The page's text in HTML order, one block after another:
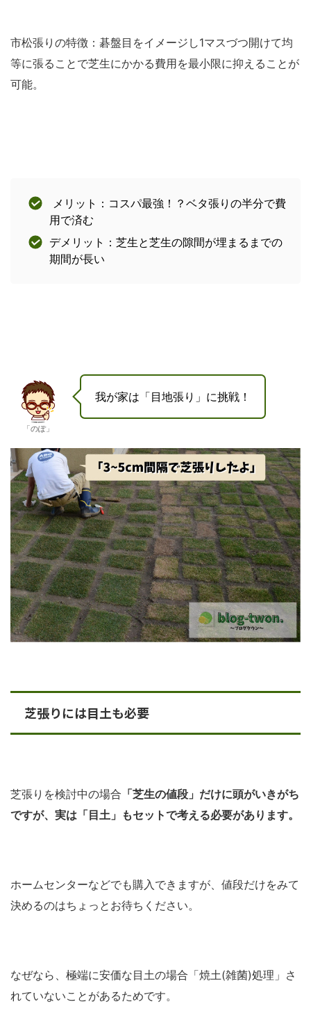
市松張りの特徴：碁盤目をイメージし1マスづつ開けて均
等に張ることで芝生にかかる費用を最小限に抑えることが
可能。
メリット：コスパ最強！？ベタ張りの半分で費
用で済む
デメリット：芝生と芝生の隙間が埋まるまでの
期間が長い
「のぽ」
我が家は「目地張り」に挑戦！
芝張りには目土も必要
芝張りを検討中の場合 「芝生の値段」だけに頭がいきがち
ですが、実は「目土」もセットで考える必要があります。
ホームセンターなどでも購入できますが、値段だけをみて
決めるのはちょっとお待ちください。
なぜなら、極端に安価な目土の場合「焼土(雑菌)処理」さ
れていないことがあるためです。